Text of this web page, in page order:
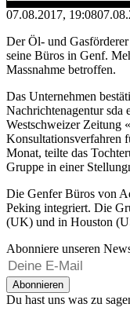
07.08.2017, 19:08
Der Öl- und
seine Büros in Genf.
Massnahme betroffen.
Das Unternehmen
Nachrichtenagentur sda
Westschweizer Zeitung
Konsultationsverfahren
Monat, teilte das
Gruppe in einer
Die Genfer Büros von
Peking integriert. Die
(UK) und in Houston
Abonniere unseren
Abonnieren
Du hast uns was zu